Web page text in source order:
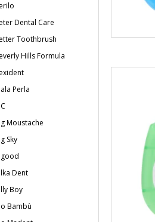
Dental Care
Toothbrush
Hills Formula
Perla
Moustache
Sky
Dent
Boy
Bambù